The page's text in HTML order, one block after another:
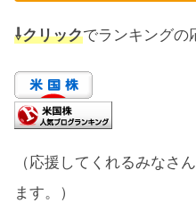
⇩クリックでランキングの
（応援してくれるみなさ
ます。）